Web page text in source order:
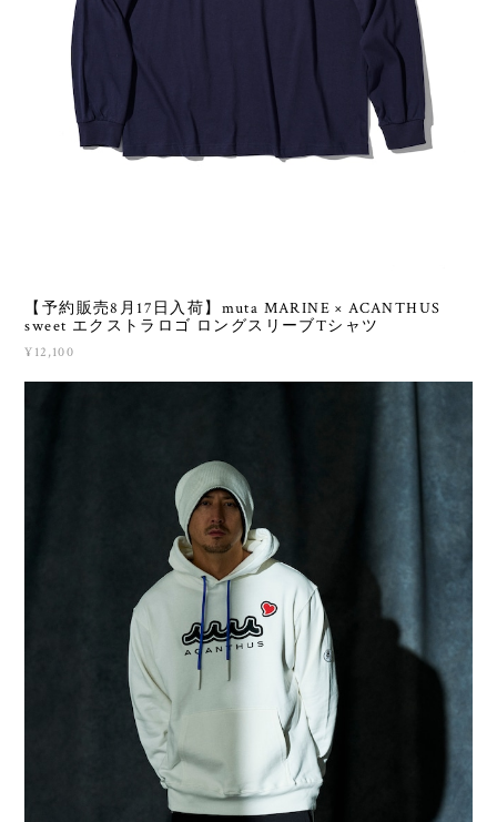
【予約販売8月17日入荷】muta MARINE × ACANTHUS
sweet エクストラロゴ ロングスリーブTシャツ
¥12,100